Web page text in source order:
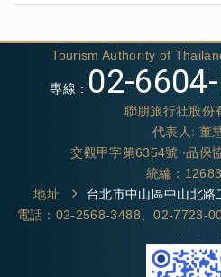
Tourism Authority of
專線 : 02-
聯朋旅行社股份
代表人: 董
交觀甲字第6354號 ‧品保
統編：
地址
台北市中山區中山北路
電話：02-2568-3488、02-7723-